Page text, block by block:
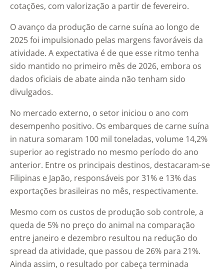
cotações, com valorização a partir de fevereiro.
O avanço da produção de carne suína ao longo de
2025 foi impulsionado pelas margens favoráveis da
atividade. A expectativa é de que esse ritmo tenha
sido mantido no primeiro mês de 2026, embora os
dados oficiais de abate ainda não tenham sido
divulgados.
No mercado externo, o setor iniciou o ano com
desempenho positivo. Os embarques de carne suína
in natura somaram 100 mil toneladas, volume 14,2%
superior ao registrado no mesmo período do ano
anterior. Entre os principais destinos, destacaram-se
Filipinas e Japão, responsáveis por 31% e 13% das
exportações brasileiras no mês, respectivamente.
Mesmo com os custos de produção sob controle, a
queda de 5% no preço do animal na comparação
entre janeiro e dezembro resultou na redução do
spread da atividade, que passou de 26% para 21%.
Ainda assim, o resultado por cabeça terminada